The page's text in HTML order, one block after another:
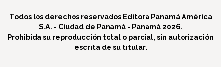
Todos los derechos reservados Editora Panamá América
S.A. - Ciudad de Panamá - Panamá 2026.
Prohibida su reproducción total o parcial, sin autorización
escrita de su titular.